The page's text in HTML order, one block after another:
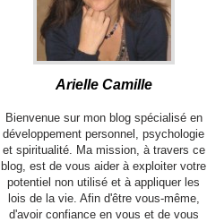
Arielle Camille
Bienvenue sur mon blog spécialisé en
développement personnel, psychologie
et spiritualité. Ma mission, à travers ce
blog, est de vous aider à exploiter votre
potentiel non utilisé et à appliquer les
lois de la vie. Afin d'être vous-même,
d'avoir confiance en vous et de vous